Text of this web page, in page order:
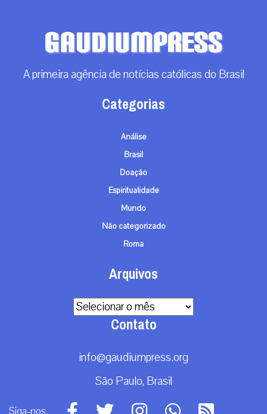
A primeira agência de notícias católicas do Brasil
Categorias
Análise
Brasil
Doação
Espiritualidade
Mundo
Não categorizado
Roma
Arquivos
Arquivos
Contato
info@gaudiumpress.org
São Paulo, Brasil
Siga-nos